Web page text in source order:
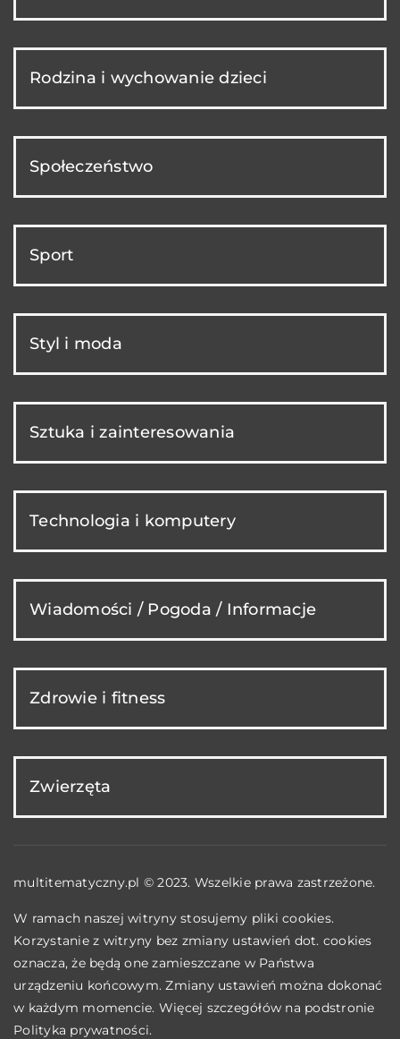
Rodzina i wychowanie dzieci
Społeczeństwo
Sport
Styl i moda
Sztuka i zainteresowania
Technologia i komputery
Wiadomości / Pogoda / Informacje
Zdrowie i fitness
Zwierzęta
multitematyczny.pl © 2023. Wszelkie prawa zastrzeżone.
W ramach naszej witryny stosujemy pliki cookies.
Korzystanie z witryny bez zmiany ustawień dot. cookies
oznacza, że będą one zamieszczane w Państwa
urządzeniu końcowym. Zmiany ustawień można dokonać
w każdym momencie. Więcej szczegółów na podstronie
Polityka prywatności.